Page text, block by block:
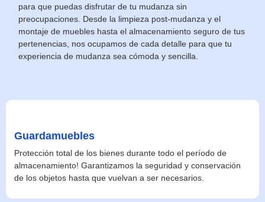
para que puedas disfrutar de tu mudanza sin
preocupaciones. Desde la limpieza post-mudanza y el
montaje de muebles hasta el almacenamiento seguro de tus
pertenencias, nos ocupamos de cada detalle para que tu
experiencia de mudanza sea cómoda y sencilla.
Guardamuebles
Protección total de los bienes durante todo el período de
almacenamiento! Garantizamos la seguridad y conservación
de los objetos hasta que vuelvan a ser necesarios.